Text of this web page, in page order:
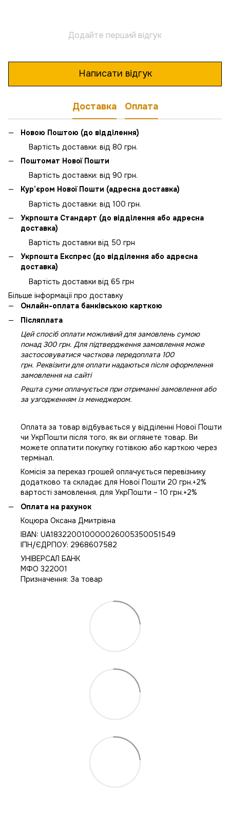
Додайте перший відгук
Написати відгук
Доставка Оплата
Новою Поштою (до відділення)
Вартість доставки: від 80 грн.
Поштомат Нової Пошти
Вартість доставки: від 90 грн.
Кур’єром Нової Пошти (адресна доставка)
Вартість доставки: від 100 грн.
Укрпошта Стандарт (до відділення або адресна
доставка)
Вартість доставки від 50 грн
Укрпошта Експрес (до відділення або адресна
доставка)
Вартість доставки від 65 грн
Більше інформації про доставку
Онлайн-оплата банківською карткою
Післяплата
Цей спосіб оплати можливий для замовлень сумою
понад 300 грн. Для підтвердження замовлення може
застосовуватися часткова передоплата 100
грн. Реквізити для оплати надаються після оформлення
замовлення на сайті
Решта суми оплачується при отриманні замовлення або
за узгодженням із менеджером.
Оплата за товар відбувається у відділенні Нової Пошти
чи УкрПошти після того, як ви оглянете товар. Ви
можете оплатити покупку готівкою або карткою через
термінал.
Комісія за переказ грошей оплачується перевізнику
додатково та складає для Нової Пошти 20 грн.+2%
вартості замовлення, для УкрПошти – 10 грн.+2%
Оплата на рахунок
Коцюра Оксана Дмитрівна
IBAN: UA183220010000026005350051549
IПН/ЄДРПОУ: 2968607582
УНІВЕРСАЛ БАНК
МФО 322001
Призначення: За товар